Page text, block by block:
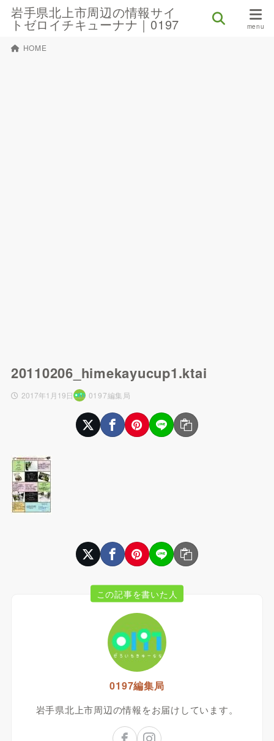
岩手県北上市周辺の情報サイ
トゼロイチキューナナ｜0197
HOME
20110206_himekayucup1.ktai
2017年1月19日 0197編集局
この記事を書いた人
0197編集局
岩手県北上市周辺の情報をお届けしています。